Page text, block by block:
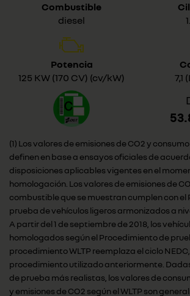
Combustible
diesel
Potencia
125 KW (170 CV) (cv/kW)
7,1
(1) Los valores de emisiones de CO2 y
definen en base a ensayos oficiales de
disposiciones aplicables vigentes en el
homologación. Los valores de emisiones de
combustible que se muestran cumplen con el
prueba de vehículos ligeros armonizados a
A partir del 1 de septiembre de 2018, los
homologados según el Procedimiento de
procedimiento WLTP reemplaza el ciclo
procedimiento utilizado anteriormente.
de prueba más realistas, los valores de
y emisiones de CO2 según el WLTP son